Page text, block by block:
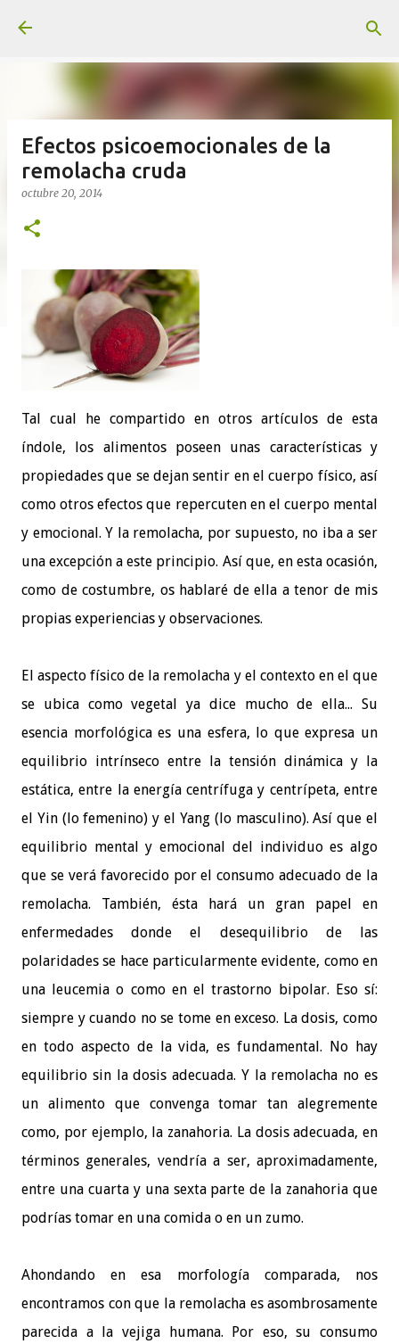
Efectos psicoemocionales de la
remolacha cruda
octubre 20, 2014
Tal cual he compartido en otros artículos de esta
índole, los alimentos poseen unas características y
propiedades que se dejan sentir en el cuerpo físico, así
como otros efectos que repercuten en el cuerpo mental
y emocional. Y la remolacha, por supuesto, no iba a ser
una excepción a este principio. Así que, en esta ocasión,
como de costumbre, os hablaré de ella a tenor de mis
propias experiencias y observaciones.
El aspecto físico de la remolacha y el contexto en el que
se ubica como vegetal ya dice mucho de ella... Su
esencia morfológica es una esfera, lo que expresa un
equilibrio intrínseco entre la tensión dinámica y la
estática, entre la energía centrífuga y centrípeta, entre
el Yin (lo femenino) y el Yang (lo masculino). Así que el
equilibrio mental y emocional del individuo es algo
que se verá favorecido por el consumo adecuado de la
remolacha. También, ésta hará un gran papel en
enfermedades donde el desequilibrio de las
polaridades se hace particularmente evidente, como en
una leucemia o como en el trastorno bipolar. Eso sí:
siempre y cuando no se tome en exceso. La dosis, como
en todo aspecto de la vida, es fundamental. No hay
equilibrio sin la dosis adecuada. Y la remolacha no es
un alimento que convenga tomar tan alegremente
como, por ejemplo, la zanahoria. La dosis adecuada, en
términos generales, vendría a ser, aproximadamente,
entre una cuarta y una sexta parte de la zanahoria que
podrías tomar en una comida o en un zumo.
Ahondando en esa morfología comparada, nos
encontramos con que la remolacha es asombrosamente
parecida a la vejiga humana. Por eso, su consumo